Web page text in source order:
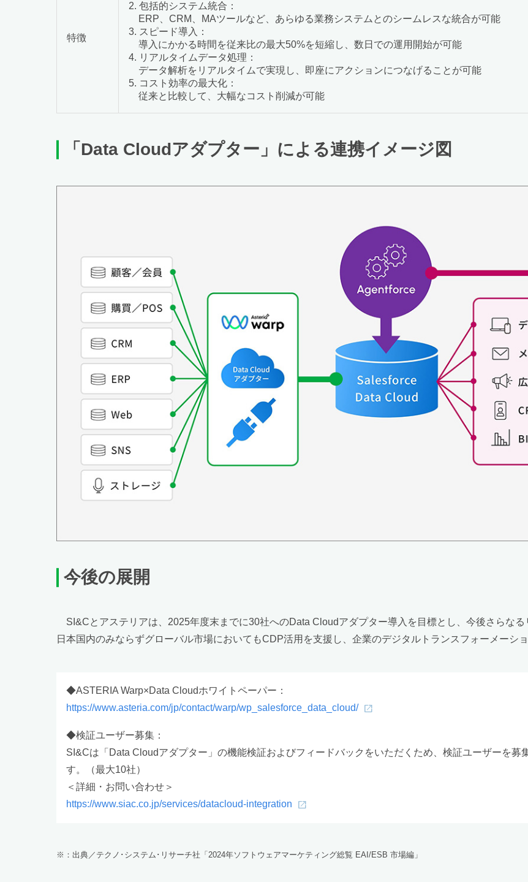
特徴
2. 包括的システム統合：
ERP、CRM、MAツールなど、あらゆる業務システムとのシームレスな統合が可能
3. スピード導入：
導入にかかる時間を従来比の最大50%を短縮し、数日での運用開始が可能
4. リアルタイムデータ処理：
データ解析をリアルタイムで実現し、即座にアクションにつなげることが可能
5. コスト効率の最大化：
従来と比較して、大幅なコスト削減が可能
「 Data Cloud アダプター」 による連携イメージ図
今後の展開
SI&Cとアステリアは、2025年度末までに30社へのData Cloudアダプター導入を目標とし、今後さらな
日本国内のみならずグローバル市場においてもCDP活用を支援し、企業のデジタルトランスフォーメーシ
◆ASTERIA Warp×Data Cloudホワイトペーパー：
https://www.asteria.com/jp/contact/warp/wp_salesforce_data_cloud/
◆検証ユーザー募集：
SI&Cは「Data Cloudアダプター」の機能検証およびフィードバックをいただくため、検証ユーザーを
す。（最大10社）
＜詳細・お問い合わせ＞
https://www.siac.co.jp/services/datacloud-integration
※：出典／テクノ･システム･リサーチ社「2024年ソフトウェアマーケティング総覧 EAI/ESB 市場編」